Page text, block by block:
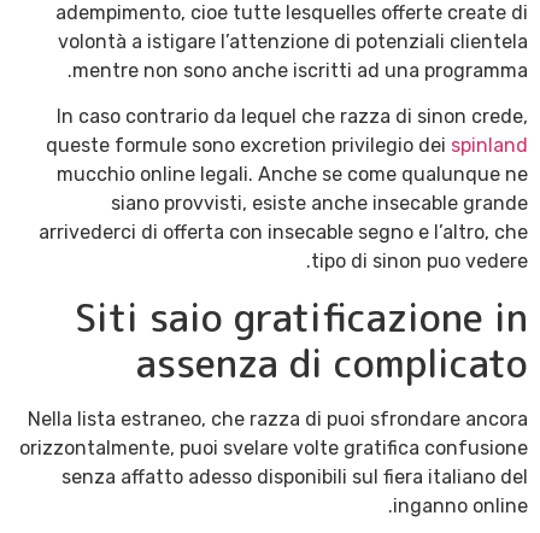
adempimento, cioe tutte lesquelles offerte create di
volontà a istigare l’attenzione di potenziali clientela
mentre non sono anche iscritti ad una programma.
In caso contrario da lequel che razza di sinon crede,
queste formule sono excretion privilegio dei spinland
mucchio online legali. Anche se come qualunque ne
siano provvisti, esiste anche insecable grande
arrivederci di offerta con insecable segno e l’altro, che
tipo di sinon puo vedere.
Siti saio gratificazione in
assenza di complicato
Nella lista estraneo, che razza di puoi sfrondare ancora
orizzontalmente, puoi svelare volte gratifica confusione
senza affatto adesso disponibili sul fiera italiano del
inganno online.